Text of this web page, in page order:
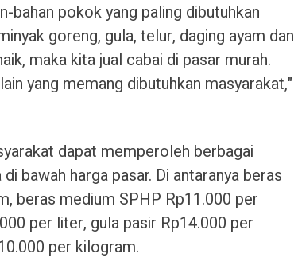
bahan pokok yang paling dibutuhkan
goreng, gula, telur, daging ayam dan
maka kita jual cabai di pasar murah.
yang memang dibutuhkan masyarakat,"
dapat memperoleh berbagai
bawah harga pasar. Di antaranya beras
beras medium SPHP Rp11.000 per
per liter, gula pasir Rp14.000 per
per kilogram.